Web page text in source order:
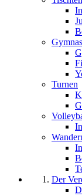
Turnen
Der